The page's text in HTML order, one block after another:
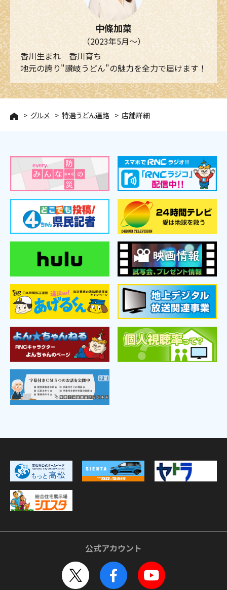
中條加菜
（2023年5月～）
香川生まれ 香川育ち
地元の誇り"讃岐うどん"の魅力を全力で届けます！
グルメ 特選うどん遍路 店舗詳細
公式アカウント